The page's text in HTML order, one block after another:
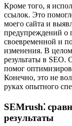
Кроме того, я
ссылок. Это
моего сайта и
предупреждений о
своевременной и
изменения. В
результаты в
помог
Конечно, это не
руках опытного
SEMrush⁚
результаты